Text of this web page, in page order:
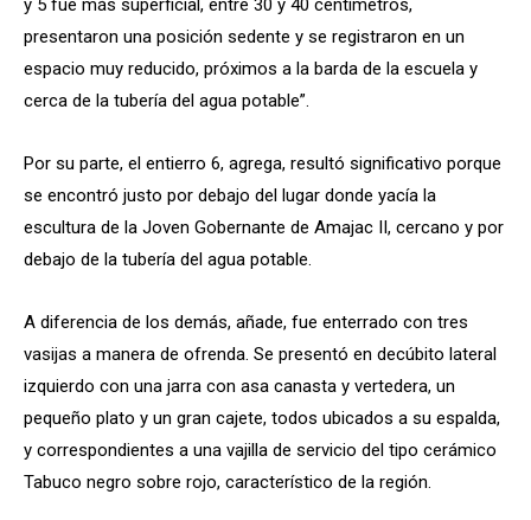
y 5 fue más superficial, entre 30 y 40 centímetros,
presentaron una posición sedente y se registraron en un
espacio muy reducido, próximos a la barda de la escuela y
cerca de la tubería del agua potable”.
Por su parte, el entierro 6, agrega, resultó significativo porque
se encontró justo por debajo del lugar donde yacía la
escultura de la Joven Gobernante de Amajac II, cercano y por
debajo de la tubería del agua potable.
A diferencia de los demás, añade, fue enterrado con tres
vasijas a manera de ofrenda. Se presentó en decúbito lateral
izquierdo con una jarra con asa canasta y vertedera, un
pequeño plato y un gran cajete, todos ubicados a su espalda,
y correspondientes a una vajilla de servicio del tipo cerámico
Tabuco negro sobre rojo, característico de la región.